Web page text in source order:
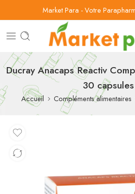
Market Para - Votre
Ducray Anacaps Reactiv
30 capsules
Accueil Compléments alimentaires